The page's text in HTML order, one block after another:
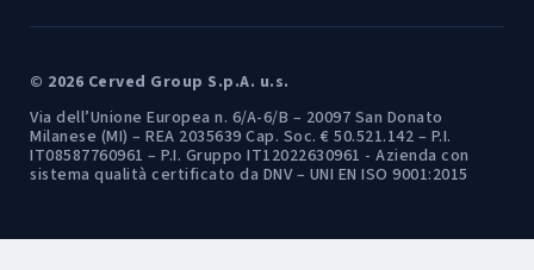
© 2026 Cerved Group S.p.A. u.s.
Via dell’Unione Europea n. 6/A-6/B – 20097 San Donato
Milanese (MI) – REA 2035639 Cap. Soc. € 50.521.142 – P.I.
IT08587760961 – P.I. Gruppo IT12022630961 - Azienda con
sistema qualità certificato da DNV – UNI EN ISO 9001:2015